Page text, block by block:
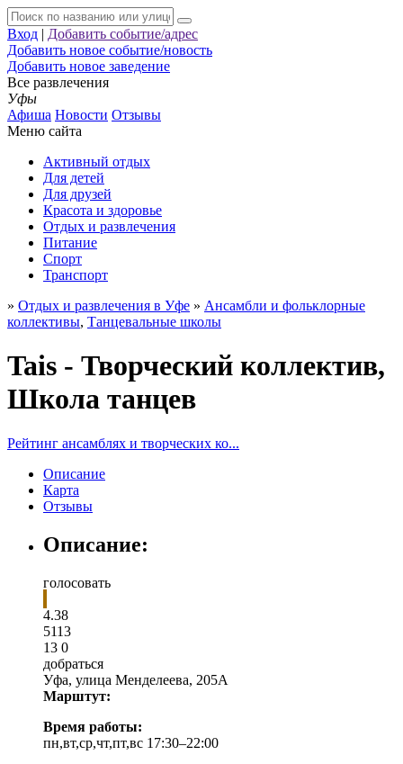
Вход | Добавить событие/адрес
Добавить новое событие/новость
Добавить новое заведение
Все развлечения
Уфы
Афиша Новости Отзывы
Меню сайта
Активный отдых
Для детей
Для друзей
Красота и здоровье
Отдых и развлечения
Питание
Спорт
Транспорт
» Отдых и развлечения в Уфе » Ансамбли и фольклорные
коллективы, Танцевальные школы
Tais - Творческий коллектив,
Школа танцев
Рейтинг ансамблях и творческих ко...
Описание
Карта
Отзывы
Описание:
голосовать
4.38
5113
13 0
добраться
Уфа, улица Менделеева, 205А
Марштут:
Время работы:
пн,вт,ср,чт,пт,вс 17:30–22:00